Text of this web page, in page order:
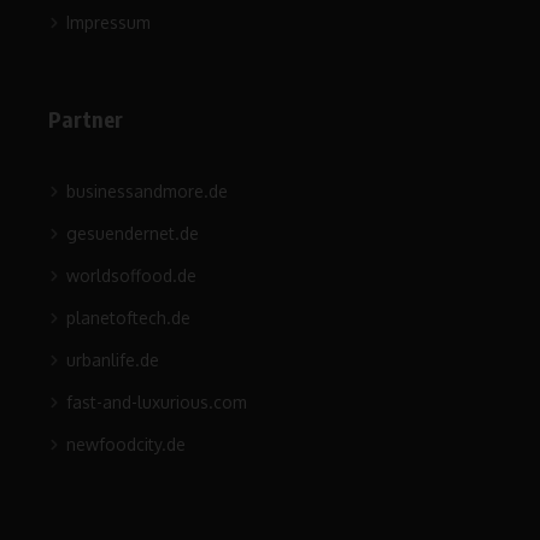
Impressum
Partner
businessandmore.de
gesuendernet.de
worldsoffood.de
planetoftech.de
urbanlife.de
fast-and-luxurious.com
newfoodcity.de